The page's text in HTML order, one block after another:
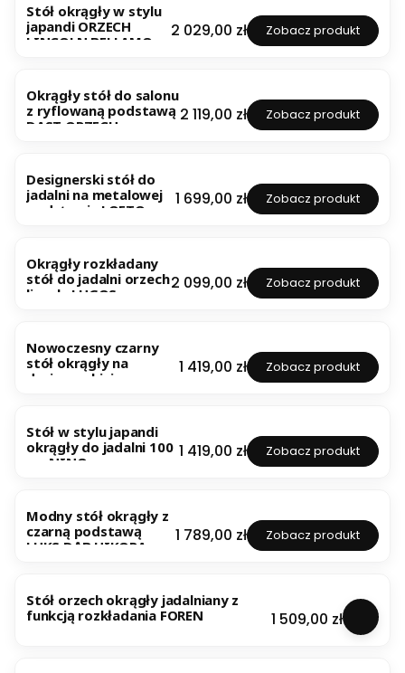
Stół okrągły w stylu
japandi ORZECH
LINCOLN BELLAMO
Cena
2 029,00 zł Zobacz produkt
Okrągły stół do salonu
z ryflowaną podstawą
DAST ORZECH
Cena
2 119,00 zł Zobacz produkt
Designerski stół do
jadalni na metalowej
podstawie LOFTO
Cena
1 699,00 zł Zobacz produkt
Okrągły rozkładany
stół do jadalni orzech
lincoln LUGOS
Cena
2 099,00 zł Zobacz produkt
Nowoczesny czarny
stół okrągły na
designerskiej
Cena
1 419,00 zł Zobacz produkt
Stół w stylu japandi
okrągły do jadalni 100
cm NINO
Cena
1 419,00 zł Zobacz produkt
Modny stół okrągły z
czarną podstawą
LUKS DĄB HIKORA
Cena
1 789,00 zł Zobacz produkt
Stół orzech okrągły jadalniany z
funkcją rozkładania FOREN
Cena
1 509,00 zł